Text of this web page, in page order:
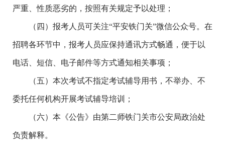
严重、性质恶劣的，按照有关规定予以处理；
（四）报考人员可关注“平安铁门关”微信公众号。在
招聘各环节中，报考人员应保持通讯方式畅通，便于以
电话、短信、电子邮件等方式通知相关事项；
（五）本次考试不指定考试辅导用书，不举办、不
委托任何机构开展考试辅导培训；
（六）本《公告》由第二师铁门关市公安局政治处
负责解释。